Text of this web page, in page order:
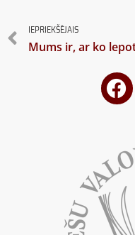
IEPRIEKŠĒJAIS